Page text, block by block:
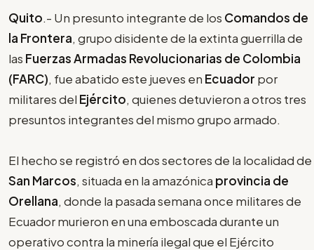
Quito.- Un presunto integrante de los Comandos de
la Frontera, grupo disidente de la extinta guerrilla de
las Fuerzas Armadas Revolucionarias de Colombia
(FARC), fue abatido este jueves en Ecuador por
militares del Ejército, quienes detuvieron a otros tres
presuntos integrantes del mismo grupo armado.
El hecho se registró en dos sectores de la localidad de
San Marcos, situada en la amazónica provincia de
Orellana, donde la pasada semana once militares de
Ecuador murieron en una emboscada durante un
operativo contra la minería ilegal que el Ejército